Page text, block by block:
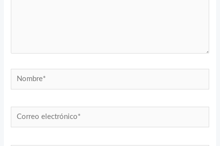
Nombre*
Correo
electrónico*